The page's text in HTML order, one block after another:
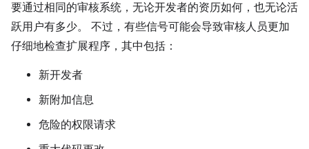
要通过相同的审核系统，无论开发者的资历如何，也无论活
跃用户有多少。 不过，有些信号可能会导致审核人员更加
仔细地检查扩展程序，其中包括：
新开发者
新附加信息
危险的权限请求